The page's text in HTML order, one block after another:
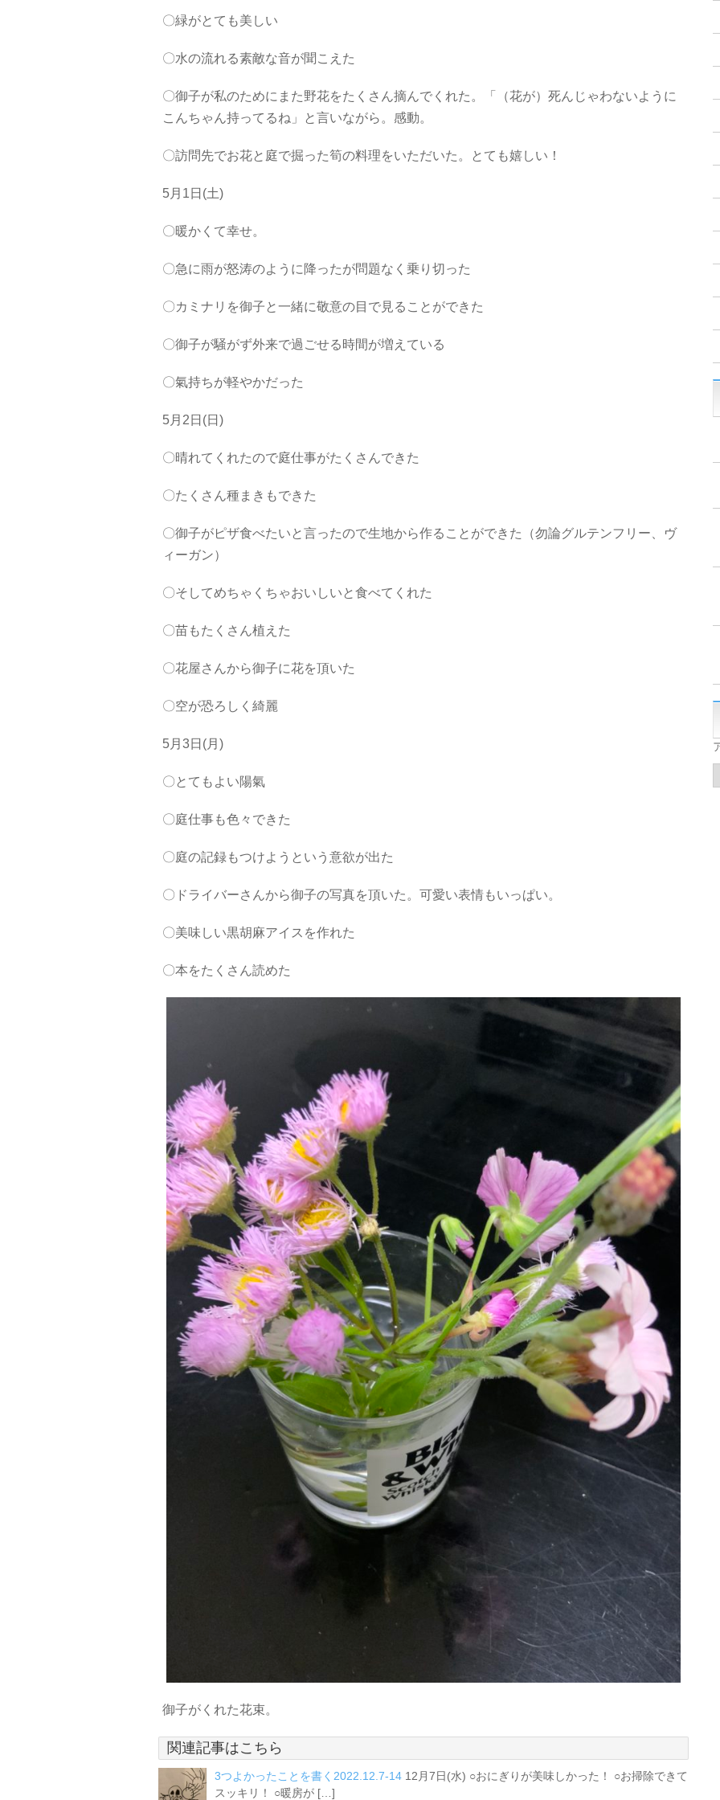
〇緑がとても美しい
〇水の流れる素敵な音が聞こえた
〇御子が私のためにまた野花をたくさん摘んでくれた。「（花が）死んじゃわないように
こんちゃん持ってるね」と言いながら。感動。
〇訪問先でお花と庭で掘った筍の料理をいただいた。とても嬉しい！
5月1日(土)
〇暖かくて幸せ。
〇急に雨が怒涛のように降ったが問題なく乗り切った
〇カミナリを御子と一緒に敬意の目で見ることができた
〇御子が騒がず外来で過ごせる時間が増えている
〇氣持ちが軽やかだった
5月2日(日)
〇晴れてくれたので庭仕事がたくさんできた
〇たくさん種まきもできた
〇御子がピザ食べたいと言ったので生地から作ることができた（勿論グルテンフリー、ヴ
ィーガン）
〇そしてめちゃくちゃおいしいと食べてくれた
〇苗もたくさん植えた
〇花屋さんから御子に花を頂いた
〇空が恐ろしく綺麗
5月3日(月)
〇とてもよい陽氣
〇庭仕事も色々できた
〇庭の記録もつけようという意欲が出た
〇ドライバーさんから御子の写真を頂いた。可愛い表情もいっぱい。
〇美味しい黒胡麻アイスを作れた
〇本をたくさん読めた
御子がくれた花束。
関連記事はこちら
3つよかったことを書く2022.12.7-14 12月7日(水) ○おにぎりが美味しかった！ ○お掃除できて
スッキリ！ ○暖房が […]